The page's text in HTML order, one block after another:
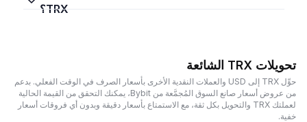
TRX؟
تحويلات TRX الشائعة
حوِّل TRX إلى USD والعملات النقدية الأخرى بأسعار الصرف في الوقت الفعلي. بدعم
من عروض أسعار صانع السوق المُجمَّعة من Bybit، يمكنك التحقق من القيمة الحالية
لعملتك TRX والتحويل بكل ثقة، مع الاستمتاع بأسعار دقيقة وبدون أي فروقات أسعار
خفية.